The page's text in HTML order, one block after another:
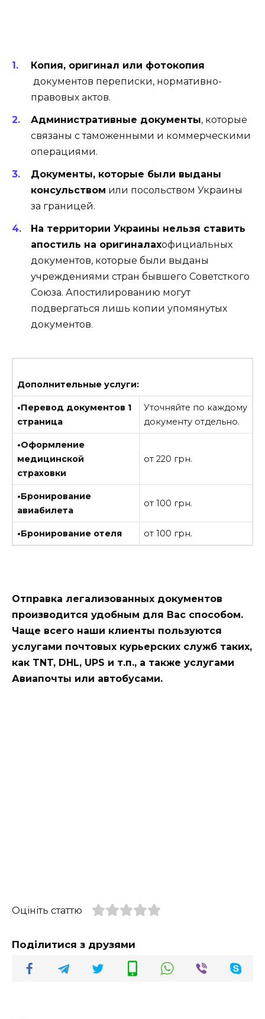
Копия, оригинал или фотокопия
документов переписки, нормативно-
правовых актов.
Административные документы, которые
связаны с таможенными и коммерческими
операциями.
Документы, которые были выданы
консульством или посольством Украины
за границей.
На территории Украины нельзя ставить
апостиль на оригиналахофициальных
документов, которые были выданы
учреждениями стран бывшего Советсткого
Союза. Апостилированию могут
подвергаться лишь копии упомянутых
документов.
Дополнительные услуги:
•Перевод документов 1
страница
Уточняйте по каждому
документу отдельно.
•Оформление
медицинской
страховки
от 220 грн.
•Бронирование
авиабилета
от 100 грн.
•Бронирование отеля от 100 грн.
Отправка легализованных документов
производится удобным для Вас способом.
Чаще всего наши клиенты пользуются
услугами почтовых курьерских служб таких,
как TNT, DHL, UPS и т.п., а также услугами
Авиапочты или автобусами.
Оцініть статтю
Поділитися з друзями